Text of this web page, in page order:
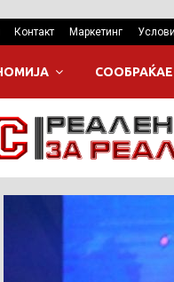
Контакт Маркетинг